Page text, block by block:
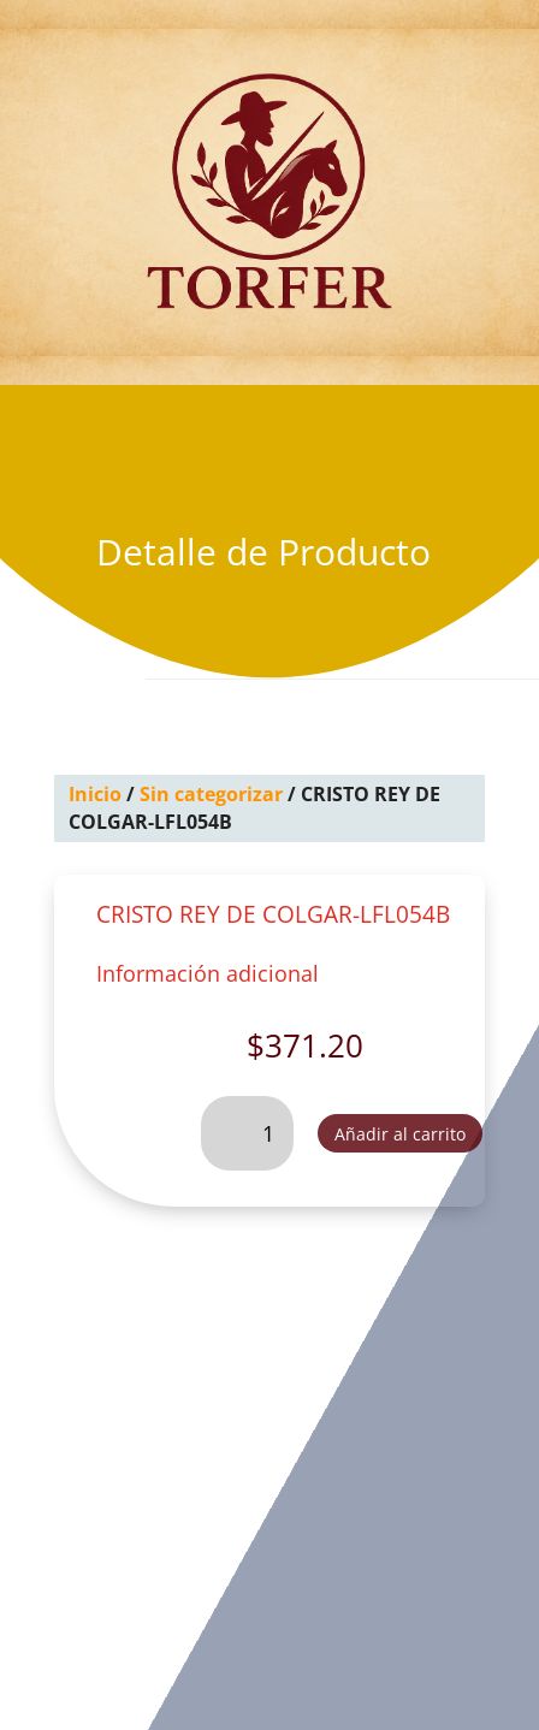
Articulos para
Regalo Torfer.
Detalle de Producto
Inicio/Sin categorizar/ CRISTO REY DE
COLGAR-LFL054B
CRISTO REY DE COLGAR-LFL054B
Información adicional
$371.20
CRISTO
DE
LFL054B
Añadir al carrito